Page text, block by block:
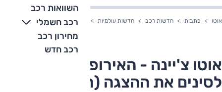
השוואות רכב
רכב חשמלי
מחירון רכב
רכב חדש
אוטו כתבות חדשות רכב חדשות עולמיות אוטו צ'יינה - האירופים ניסו
אוטו צ'יינה - האירופים ניסו לגנוב
לסינים את ההצגה (חלק ג')